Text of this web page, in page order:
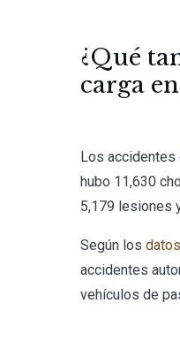
¿Qué
carga
Los
hubo 11,630
5,179 lesiones
Según los
accidentes
vehículos de